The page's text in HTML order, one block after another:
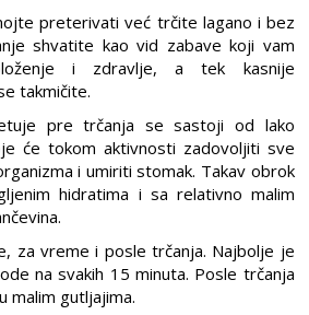
preterivati već trčite lagano i bez
shvatite kao vid zabave koji vam
i zdravlje, a tek kasnije
takmičite.
pre trčanja se sastoji od lako
će tokom aktivnosti zadovoljiti sve
i umiriti stomak. Takav obrok
hidratima i sa relativno malim
za vreme i posle trčanja. Najbolje je
na svakih 15 minuta. Posle trčanja
malim gutljajima.